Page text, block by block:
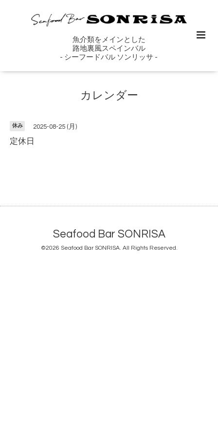
魚介類をメインとした
路地裏風スペインバル
- シーフードバル ソンリッサ -
カレンダー
休み 2025-08-25 (月)
定休日
Seafood Bar SONRISA
©2026 Seafood Bar SONRISA. All Rights Reserved.